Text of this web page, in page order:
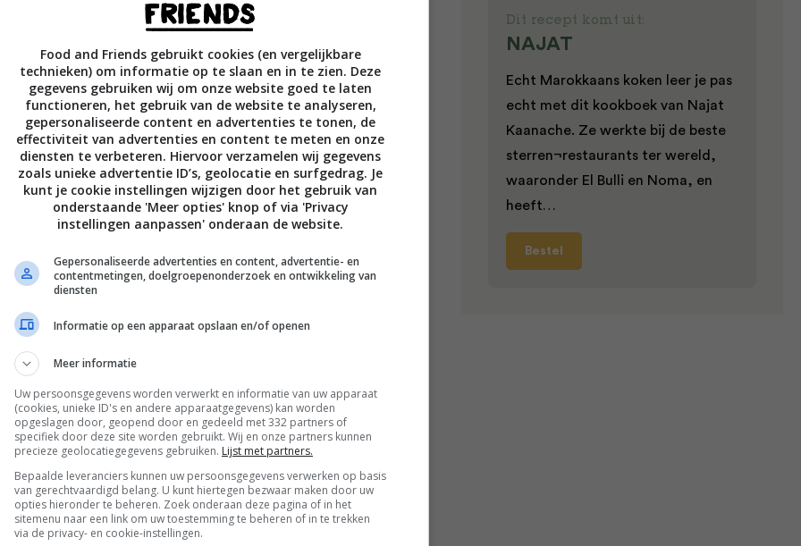
en citroensap, de sinaasappel- en citroenschil, het
azijn in de pan en breng aan de kook. Laat op laag vuur 10
het vuur en vis de sinaasappel- en citroenschil eruit. Laat de
afkoelen en leg dan de makrelen erin. Laat de vis trekken
de escabeche helemaal is afgekoeld, kun je het gerecht
bewaren.
bijvoorbeeld groene paprika, tomaat en kappertjes.
we de vis met kleine groene paprika’s, tomaten, limoen en
Borrel recepten Fruit recepten Gangen
Hoofdgerecht Makreel recepten Recepten
Tussengerecht Vis Voorgerecht
Dit recept komt uit:
NAJAT
Echt Marokkaans koken leer je pas
echt met dit kookboek van Najat
Kaanache. Ze werkte bij de beste
sterren¬restaurants ter wereld,
waaronder El Bulli en Noma, en
heeft…
Bestel
Food and Friends gebruikt cookies (en vergelijkbare
technieken) om informatie op te slaan en in te zien. Deze
gegevens gebruiken wij om onze website goed te laten
functioneren, het gebruik van de website te analyseren,
gepersonaliseerde content en advertenties te tonen, de
effectiviteit van advertenties en content te meten en onze
diensten te verbeteren. Hiervoor verzamelen wij gegevens
zoals unieke advertentie ID’s, geolocatie en surfgedrag. Je
kunt je cookie instellingen wijzigen door het gebruik van
onderstaande 'Meer opties' knop of via 'Privacy
instellingen aanpassen' onderaan de website.
Gepersonaliseerde advertenties en content, advertentie- en
contentmetingen, doelgroepenonderzoek en ontwikkeling van
diensten
Informatie op een apparaat opslaan en/of openen
Meer informatie
Uw persoonsgegevens worden verwerkt en informatie van uw apparaat
(cookies, unieke ID's en andere apparaatgegevens) kan worden
opgeslagen door, geopend door en gedeeld met 332 partners of
specifiek door deze site worden gebruikt. Wij en onze partners kunnen
precieze geolocatiegegevens gebruiken. Lijst met partners.
Bepaalde leveranciers kunnen uw persoonsgegevens verwerken op basis
van gerechtvaardigd belang. U kunt hiertegen bezwaar maken door uw
opties hieronder te beheren. Zoek onderaan deze pagina of in het
sitemenu naar een link om uw toestemming te beheren of in te trekken
via de privacy- en cookie-instellingen.